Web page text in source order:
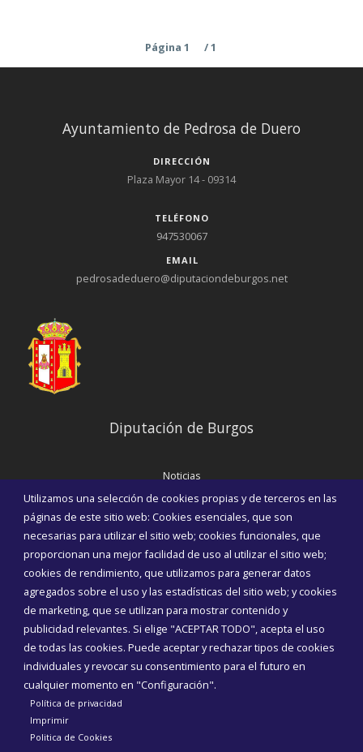
Página 1 / 1
Utilizamos una selección de cookies propias y de terceros en las
páginas de este sitio web: Cookies esenciales, que son
necesarias para utilizar el sitio web; cookies funcionales, que
proporcionan una mejor facilidad de uso al utilizar el sitio web;
cookies de rendimiento, que utilizamos para generar datos
agregados sobre el uso y las estadísticas del sitio web; y cookies
de marketing, que se utilizan para mostrar contenido y
publicidad relevantes. Si elige "ACEPTAR TODO", acepta el uso
de todas las cookies. Puede aceptar y rechazar tipos de cookies
individuales y revocar su consentimiento para el futuro en
cualquier momento en "Configuración".
Política de privacidad
Imprimir
Politica de Cookies
Ayuntamiento de Pedrosa de Duero
DIRECCIÓN
Plaza Mayor 14 - 09314
TELÉFONO
947530067
EMAIL
pedrosadeduero@diputaciondeburgos.net
Diputación de Burgos
Noticias
Eventos
Corporación Municipal
Teléfonos de interés
INICIAR SESIÓN
MAPA WEB